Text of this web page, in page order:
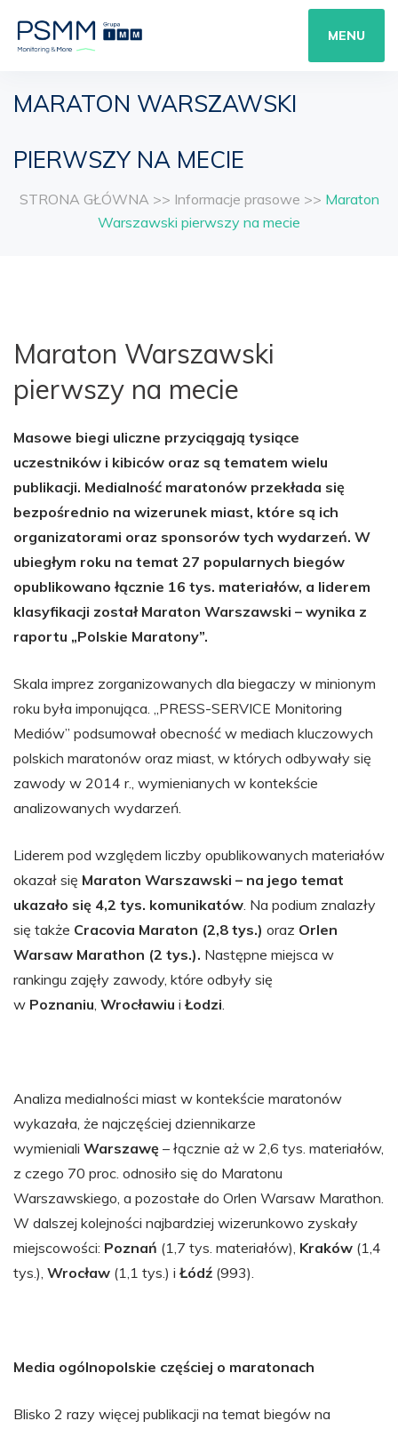
MENU
MARATON WARSZAWSKI
PIERWSZY NA MECIE
STRONA GŁÓWNA >> Informacje prasowe >> Maraton
Warszawski pierwszy na mecie
Maraton Warszawski
pierwszy na mecie
Masowe biegi uliczne przyciągają tysiące
uczestników i kibiców oraz są tematem wielu
publikacji. Medialność maratonów przekłada się
bezpośrednio na wizerunek miast, które są ich
organizatorami oraz sponsorów tych wydarzeń. W
ubiegłym roku na temat 27 popularnych biegów
opublikowano łącznie 16 tys. materiałów, a liderem
klasyfikacji został Maraton Warszawski – wynika z
raportu „Polskie Maratony”.
Skala imprez zorganizowanych dla biegaczy w minionym
roku była imponująca. „PRESS-SERVICE Monitoring
Mediów” podsumował obecność w mediach kluczowych
polskich maratonów oraz miast, w których odbywały się
zawody w 2014 r., wymienianych w kontekście
analizowanych wydarzeń.
Liderem pod względem liczby opublikowanych materiałów
okazał się Maraton Warszawski – na jego temat
ukazało się 4,2 tys. komunikatów. Na podium znalazły
się także Cracovia Maraton (2,8 tys.) oraz Orlen
Warsaw Marathon (2 tys.). Następne miejsca w
rankingu zajęły zawody, które odbyły się
w Poznaniu, Wrocławiu i Łodzi.
Analiza medialności miast w kontekście maratonów
wykazała, że najczęściej dziennikarze
wymieniali Warszawę – łącznie aż w 2,6 tys. materiałów,
z czego 70 proc. odnosiło się do Maratonu
Warszawskiego, a pozostałe do Orlen Warsaw Marathon.
W dalszej kolejności najbardziej wizerunkowo zyskały
miejscowości: Poznań (1,7 tys. materiałów), Kraków (1,4
tys.), Wrocław (1,1 tys.) i Łódź (993).
Media ogólnopolskie częściej o maratonach
Blisko 2 razy więcej publikacji na temat biegów na